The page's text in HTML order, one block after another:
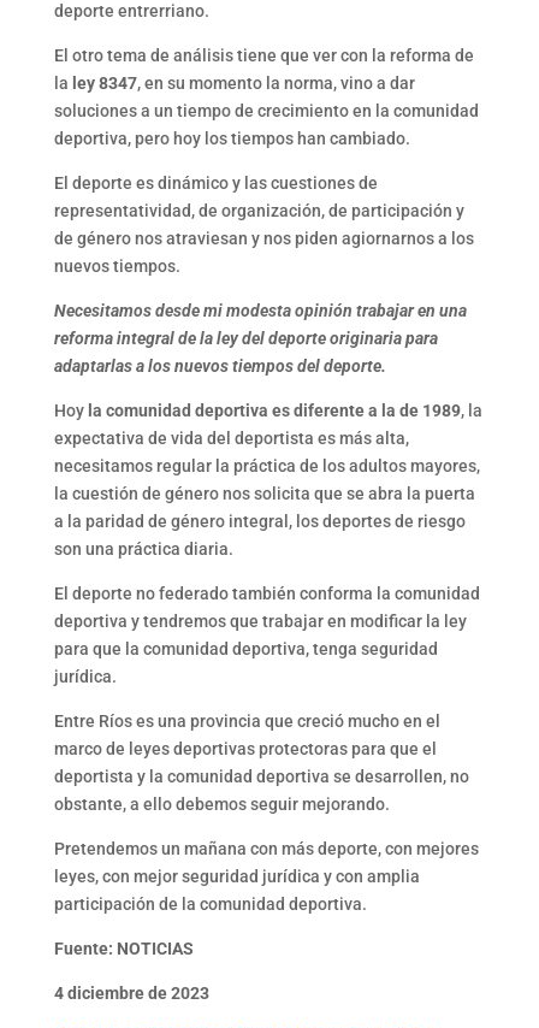
deporte entrerriano.
El otro tema de análisis tiene que ver con la reforma de
la ley 8347, en su momento la norma, vino a dar
soluciones a un tiempo de crecimiento en la comunidad
deportiva, pero hoy los tiempos han cambiado.
El deporte es dinámico y las cuestiones de
representatividad, de organización, de participación y
de género nos atraviesan y nos piden agiornarnos a los
nuevos tiempos.
Necesitamos desde mi modesta opinión trabajar en una
reforma integral de la ley del deporte originaria para
adaptarlas a los nuevos tiempos del deporte.
Hoy la comunidad deportiva es diferente a la de 1989, la
expectativa de vida del deportista es más alta,
necesitamos regular la práctica de los adultos mayores,
la cuestión de género nos solicita que se abra la puerta
a la paridad de género integral, los deportes de riesgo
son una práctica diaria.
El deporte no federado también conforma la comunidad
deportiva y tendremos que trabajar en modificar la ley
para que la comunidad deportiva, tenga seguridad
jurídica.
Entre Ríos es una provincia que creció mucho en el
marco de leyes deportivas protectoras para que el
deportista y la comunidad deportiva se desarrollen, no
obstante, a ello debemos seguir mejorando.
Pretendemos un mañana con más deporte, con mejores
leyes, con mejor seguridad jurídica y con amplia
participación de la comunidad deportiva.
Fuente: NOTICIAS
4 diciembre de 2023